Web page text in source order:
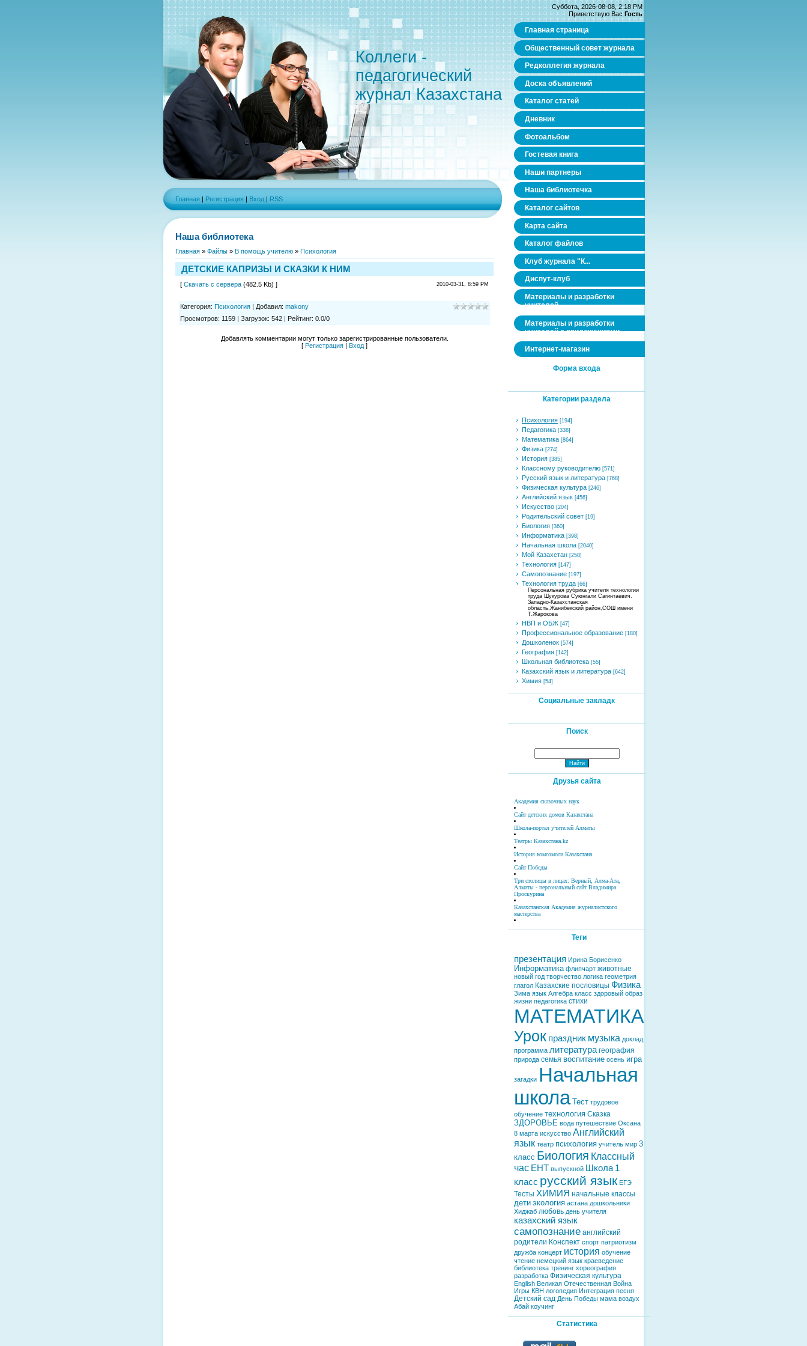
Коллеги -
педагогический
журнал Казахстана
Главная | Регистрация | Вход | RSS
Наша библиотека
Главная » Файлы » В помощь учителю » Психология
ДЕТСКИЕ КАПРИЗЫ И СКАЗКИ К НИМ
[ Скачать с сервера (482.5 Kb) ] 2010-03-31, 8:59 PM
Категория: Психология | Добавил: makony
Просмотров: 1159 | Загрузок: 542 | Рейтинг: 0.0/0
Добавлять комментарии могут только зарегистрированные пользователи.
[ Регистрация | Вход ]
Суббота, 2026-08-08, 2:18 PM
Приветствую Вас Гость
Главная страница
Общественный совет журнала
Редколлегия журнала
Доска объявлений
Каталог статей
Дневник
Фотоальбом
Гостевая книга
Наши партнеры
Наша библиотечка
Каталог сайтов
Карта сайта
Каталог файлов
Клуб журнала "К...
Диспут-клуб
Материалы и разработки
учителей
Материалы и разработки
учителей с приложениями
Интернет-магазин
Форма входа
Категории раздела
Психология [194]
Педагогика [338]
Математика [864]
Физика [274]
История [385]
Классному руководителю [571]
Русский язык и литература [768]
Физическая культура [246]
Английский язык [456]
Искусство [204]
Родительский совет [19]
Биология [360]
Информатика [398]
Начальная школа [2040]
Мой Казахстан [258]
Технология [147]
Самопознание [197]
Технология труда [66]
Персональная рубрика учителя технологии
труда Шукурова Суюнгали Сагинтаевич.
Западно-Казахстанская
область,Жанибекский район,СОШ имени
Т.Жарокова
НВП и ОБЖ [47]
Профессиональное образование [180]
Дошколенок [574]
География [142]
Школьная библиотека [55]
Казахский язык и литература [642]
Химия [54]
Социальные закладк
Поиск
Друзья сайта
Академия сказочных наук
Сайт детских домов Казахстана
Школа-портал учителей Алматы
Театры Казахстана.kz
История комсомола Казахстана
Сайт Победы
Три столицы в лицах: Верный, Алма-Ата,
Алматы - персональный сайт Владимира
Проскурина
Казахстанская Академия журналистского
мастерства
Теги
презентация Ирина Борисенко
Информатика флипчарт животные
новый год творчество логика геометрия
глагол Казахские пословицы Физика
Зима язык Алгебра класс здоровый образ
жизни педагогика стихи
МАТЕМАТИКА
Урок праздник музыка доклад
программа литература география
природа семья воспитание осень игра
загадки Начальная
школа Тест трудовое
обучение технология Сказка
ЗДОРОВЬЕ вода путешествие Оксана
8 марта искусство Английский
язык театр психология учитель мир 3
класс Биология Классный
час ЕНТ выпускной Школа 1
класс русский язык ЕГЭ
Тесты ХИМИЯ начальные классы
дети экология астана дошкольники
Хиджаб любовь день учителя
казахский язык
самопознание английский
родители Конспект спорт патриотизм
дружба концерт история обучение
чтение немецкий язык краеведение
библиотека тренинг хореография
разработка Физическая культура
English Великая Отечественная Война
Игры КВН логопедия Интеграция песня
Детский сад День Победы мама воздух
Абай коучинг
Статистика